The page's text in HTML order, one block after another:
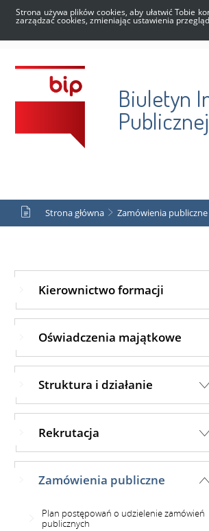
Strona używa plików cookies, aby ułatwić Tobie
zarządzać cookies, zmieniając ustawienia
Biuletyn
Strona główna Zamówienia publiczne
Kierownictwo formacji
Oświadczenia majątkowe
Struktura i działanie
Rekrutacja
Zamówienia publiczne
Plan postępowań o udzielenie zamówień
publicznych